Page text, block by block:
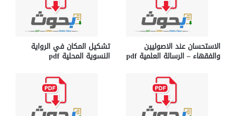
الاستحسان عند الاصوليين
والفقهاء – الرسالة العلمية pdf
تشكيل المكان في الرواية
النسوية المحلية pdf